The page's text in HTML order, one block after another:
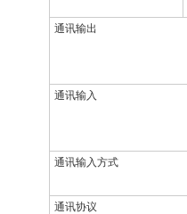
通讯输出
通讯输入
通讯输入方式
通讯协议